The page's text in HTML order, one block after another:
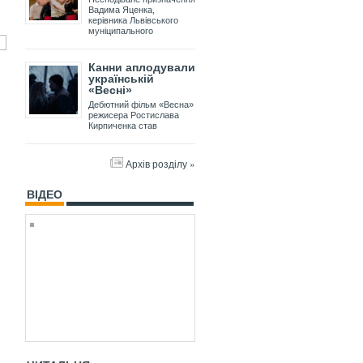
Вадима Яценка,
керівника Львівського
муніципального
Канни аплодували
українській
«Весні»
Дебютний фільм «Весна»
режисера Ростислава
Кирпиченка став
Архів розділу »
ВІДЕО